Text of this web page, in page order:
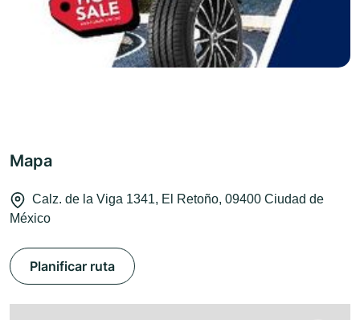
Mapa
Calz. de la Viga 1341, El Retoño, 09400 Ciudad de
México
Planificar ruta